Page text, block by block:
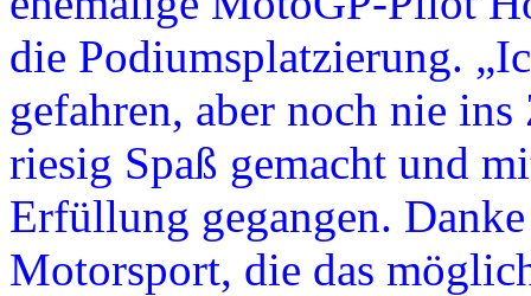
die Podiumsplatzierung.
gefahren, aber noch nie
riesig Spaß gemacht und
Erfüllung gegangen.
Motorsport, die das